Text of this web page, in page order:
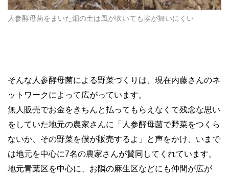
人参酵母菌をまいた畑の土は風が吹いても埃が舞いにくい
そんな人参酵母菌による野菜づくりは、現在内藤さんのネ
ットワークによって広がっています。
無人販売でお金をきちんと払ってもらえなくて残念な思い
をしていた地元の農家さんに「人参酵母菌で野菜をつくら
ないか、その野菜を僕が販売するよ」と声をかけ、いまで
は地元を中心に7名の農家さんが賛同してくれています。
地元青葉区を中心に、お隣の麻生区などにも仲間が広が